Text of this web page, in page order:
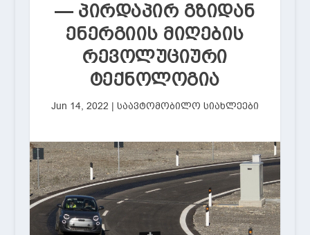
— ᲞᲘᲠᲓᲐᲞᲘᲠ ᲒᲖᲘᲓᲐᲜ
ᲔᲜᲔᲠᲒᲘᲘᲡ ᲛᲘᲦᲔᲑᲘᲡ
ᲠᲔᲕᲝᲚᲣᲪᲘᲣᲠᲘ
ᲢᲔᲥᲜᲝᲚᲝᲒᲘᲐ
Jun 14, 2022 | საავტომობილო სიახლეები